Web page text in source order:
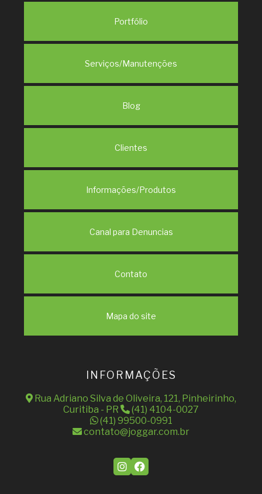
Portfólio
Serviços/Manutenções
Blog
Clientes
Informações/Produtos
Canal para Denuncias
Contato
Mapa do site
INFORMAÇÕES
Rua Adriano Silva de Oliveira, 121, Pinheirinho,
Curitiba - PR
(41) 4104-0027
(41) 99500-0991
contato@joggar.com.br